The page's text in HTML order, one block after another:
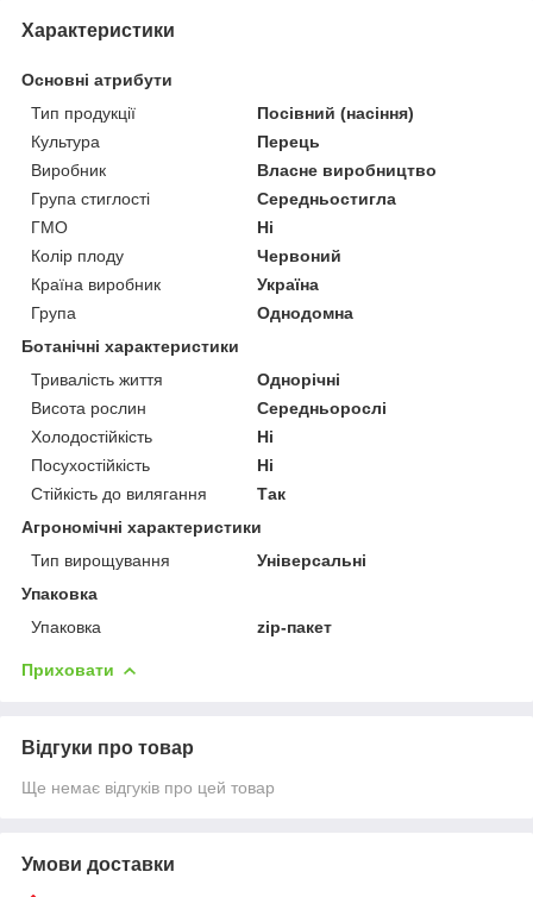
Характеристики
Основні атрибути
Тип продукції
Посівний (насіння)
Культура
Перець
Виробник
Власне виробництво
Група стиглості
Середньостигла
ГМО
Ні
Колір плоду
Червоний
Країна виробник
Україна
Група
Однодомна
Ботанічні характеристики
Тривалість життя
Однорічні
Висота рослин
Середньорослі
Холодостійкість
Ні
Посухостійкість
Ні
Стійкість до вилягання
Так
Агрономічні характеристики
Тип вирощування
Універсальні
Упаковка
Упаковка
zip-пакет
Приховати
Відгуки про товар
Ще немає відгуків про цей товар
Умови доставки